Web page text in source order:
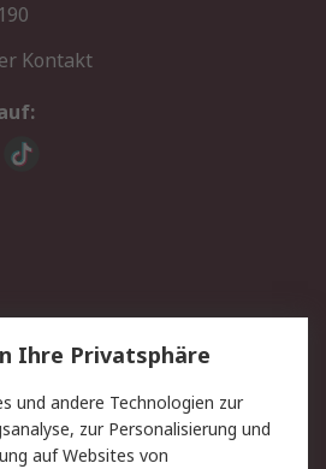
Kontakt
Lieferlösungen
Kontakt
Ihre Privatsphäre
und andere Technologien zur
zur Personalisierung und
auf Websites von